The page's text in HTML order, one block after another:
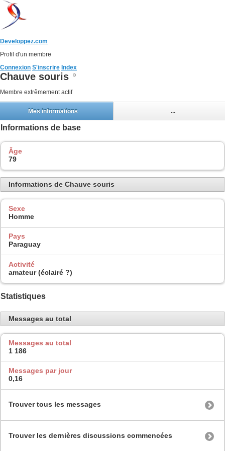
Developpez.com
Profil d'un membre
Connexion S'inscrire Index
Chauve souris
Membre extrêmement actif
Mes informations ...
Informations de base
Âge
79
Informations de Chauve souris
Sexe
Homme
Pays
Paraguay
Activité
amateur (éclairé ?)
Statistiques
Messages au total
Messages au total
1 186
Messages par jour
0,16
Trouver tous les messages
Trouver les dernières discussions commencées